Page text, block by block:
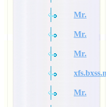
Mr.
Mr.
Mr.
Mr.